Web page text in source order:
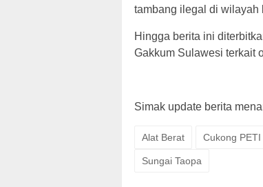
tambang ilegal di wilayah
Hingga berita ini
Gakkum Sulawesi terkait
Simak update berita
Alat Berat Cukong PETI
Sungai Taopa